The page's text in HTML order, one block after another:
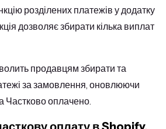
розділених платежів у додатку
дозволяє збирати кілька виплат
продавцям збирати та
за замовлення, оновлюючи
Частково оплачено.